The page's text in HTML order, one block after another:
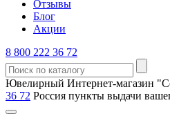
Отзывы
Блог
Акции
8 800 222 36 72
Ювелирный Интернет-магазин
36 72 Россия пункты выдачи